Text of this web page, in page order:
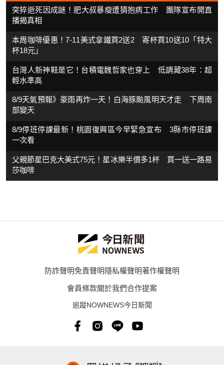
突猝逝死因成謎！肥大叔暴瘦遭猜抱病工作 團隊宣布開直
播揭真相
本周咖啡優惠！7-11美式拿鐵買2送2 寄杯買10送10「特大
杯18元」
台灣人新神鞋是它！台積電魏哲家也穿上 低調藏38年：超
輕水準高
8/9天氣預報》豪雨再炸一天！白海豚颱風明天才走 下周南
部變天
8/9停班停課最新！桃園復興區今早緊急宣布 3縣市停班課
一次看
父親節星巴克大美式75元！星冰樂半價多1杯 買一送一路易
莎咖啡
防詐聲明免責聲明隱私權聲明著作權聲明
會員條款關於我們合作提案
追蹤NOWNEWS今日新聞